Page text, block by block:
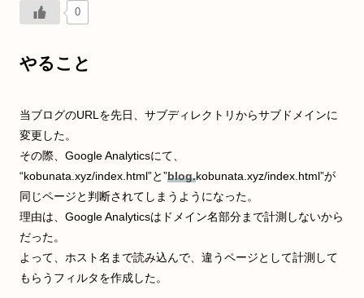
0
やること
当ブログのURLを先日、サブディレクトリからサブドメインに
変更した。
その際、Google Analyticsにて、
“kobunata.xyz/index.html”と”blog.kobunata.xyz/index.html”が
同じページと判断されてしまうようになった。
理由は、Google Analyticsはドメイン名部分まで計測しないから
だった。
よって、ホスト名まで読み込んで、違うページとして計測して
もらうフィルタを作成した。